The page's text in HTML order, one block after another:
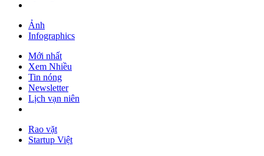
Ảnh
Infographics
Mới nhất
Xem Nhiều
Tin nóng
Newsletter
Lịch vạn niên
Rao vặt
Startup Việt